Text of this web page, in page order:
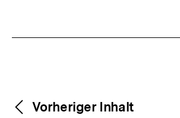
Weitere
Content-
Navigation
Vorheriger Inhalt